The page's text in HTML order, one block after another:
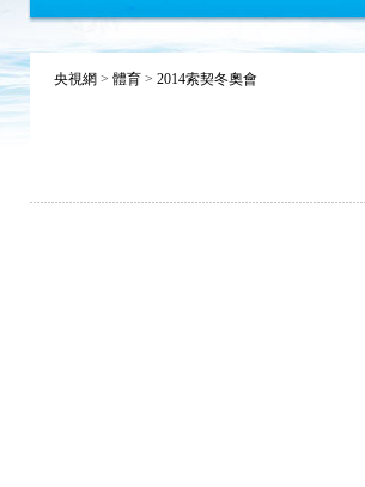
央視網 > 體育 > 2014索契冬奧會